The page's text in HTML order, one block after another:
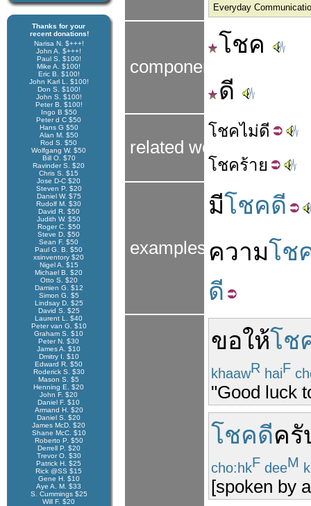
Thanks for your
recent donations!
Narisa N. $+++!
John A. $+++!
Paul S. $100!
Mike A. $100!
Eric B. $100!
John Karl L. $100!
Don S. $100!
John S. $100!
Peter B. $100!
Ingo B $50
Peter d C $50
Hans G $50
Alan M. $50
Rod S. $50
Wolfgang W. $50
Bill O. $70
Ravinder S. $20
Chris S. $15
Jose D-C $20
Steven P. $20
Daniel W. $75
Rudolf M. $30
David R. $50
Judith W. $50
Roger C. $50
Steve D. $50
Sean F. $50
Paul G. B. $50
xsinventory $20
Nigel A. $15
Michael B. $20
Otto S. $20
Damien G. $12
Simon G. $5
Lindsay D. $25
David S. $25
Laurent L. $40
Peter van G. $10
Graham S. $10
Peter N. $30
James A. $10
Dmitry I. $10
Edward R. $50
Roderick S. $30
Mason S. $5
Henning E. $20
John F. $20
Daniel F. $10
Armand H. $20
Daniel S. $20
James McD. $20
Shane McC. $10
Roberto P. $50
Derrell P. $20
Trevor O. $30
Patrick H. $25
Rick @SS $15
Gene H. $10
Aye A. M. $33
S. Cummings $25
Will F. $20
Everyday
components
โชค
ดี
related words
โชคไม่ดี
โชคร้าย
examples
มีโชคดี
ความโช
ดี
ขอให้โช
khaawR haiF
"Good luck
โชคดีครั
cho:hkF deeM
[spoken by